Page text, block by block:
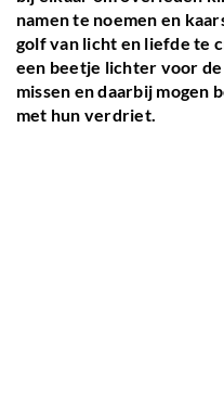
namen te noemen en
golf van licht en liefde te
een beetje lichter voor
missen en daarbij mogen
met hun verdriet.